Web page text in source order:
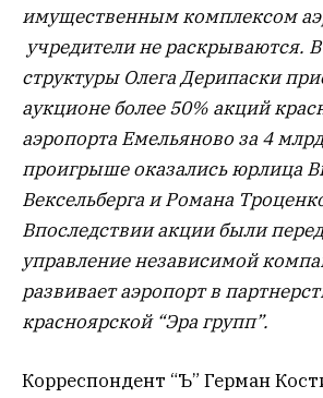
имущественным комплексом
учредители не раскрываются.
структуры Олега Дерипаски
аукционе более 50% акций
аэропорта Емельяново за 4
проигрыше оказались юрлица
Вексельберга и Романа
Впоследствии акции были
управление независимой
развивает аэропорт в
красноярской “Эра групп”.
Корреспондент “Ъ” Герман